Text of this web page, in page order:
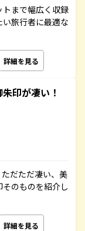
まで幅広く収録
旅行者に最適な
詳細を見る
印が凄い！
だただ凄い、美
のものを紹介し
詳細を見る